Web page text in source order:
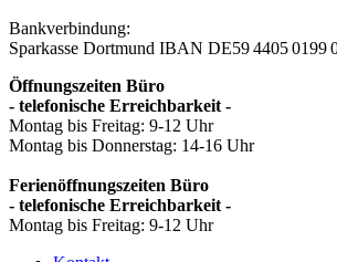
Bankverbindung:
Sparkasse Dortmund IBAN DE59 4405 0199
Öffnungszeiten Büro
- telefonische Erreichbarkeit -
Montag bis Freitag: 9-12 Uhr
Montag bis Donnerstag: 14-16 Uhr
Ferienöffnungszeiten Büro
- telefonische Erreichbarkeit -
Montag bis Freitag: 9-12 Uhr